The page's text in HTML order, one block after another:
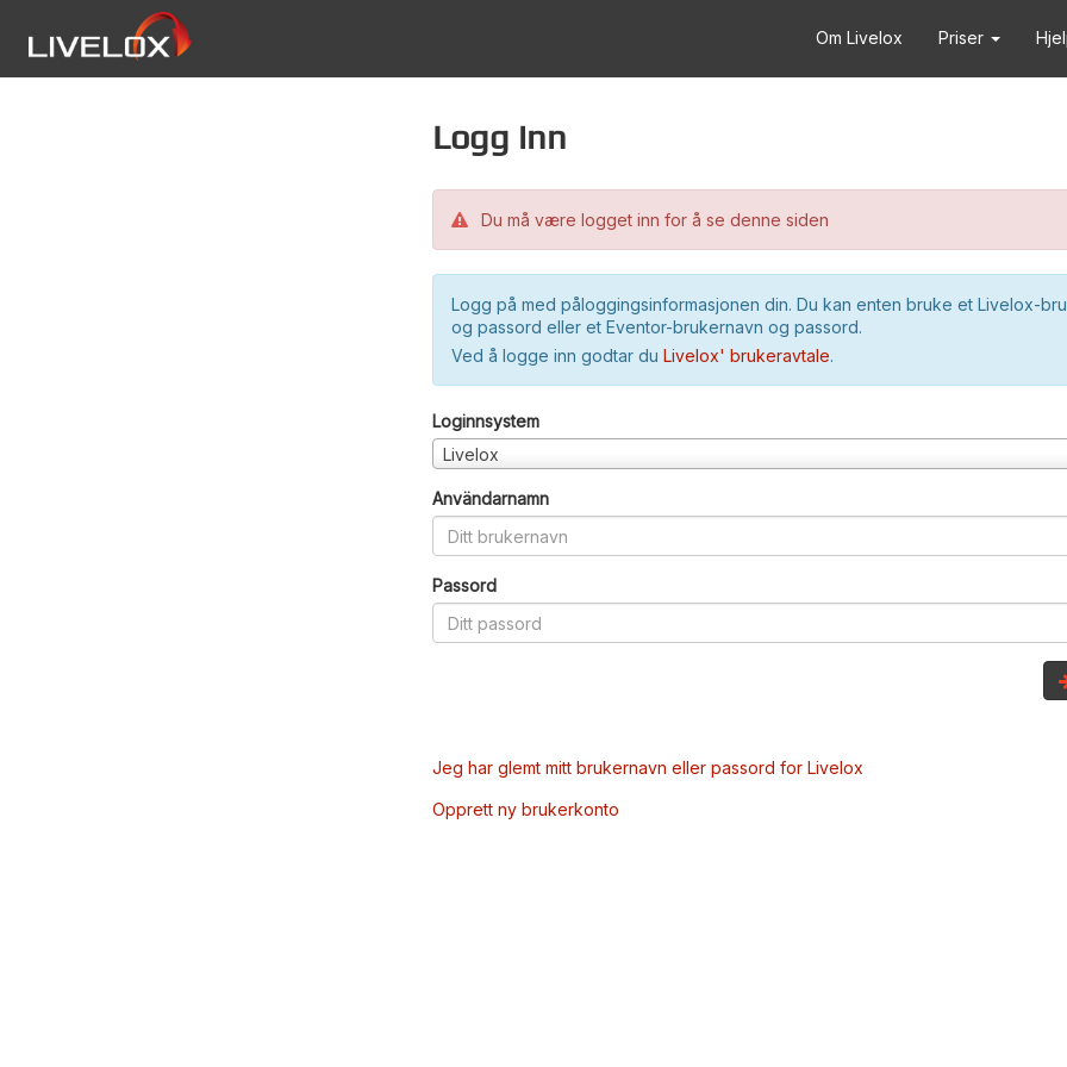
Om Livelox Priser
Logg inn
Du må være logget inn for å se denne siden
Logg på med påloggingsinformasjonen din. Du kan enten bruke et Livelox-
og passord eller et Eventor-brukernavn og passord.
Ved å logge inn godtar du Livelox' brukeravtale.
Loginnsystem
Livelox
Användarnamn
Passord
Jeg har glemt mitt brukernavn eller passord for Livelox
Opprett ny brukerkonto